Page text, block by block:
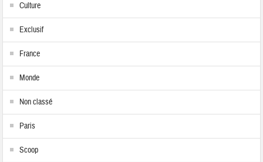
Culture
Exclusif
France
Monde
Non classé
Paris
Scoop